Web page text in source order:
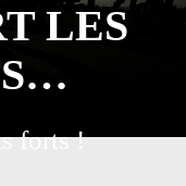
LES
forts !